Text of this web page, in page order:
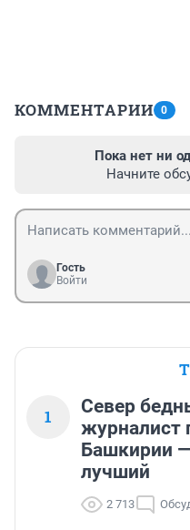
КОММЕНТАРИИ 0
Пока нет ни
Начните
Гость
Войти
1
Север
журналист
Башкирии
лучший
2 713